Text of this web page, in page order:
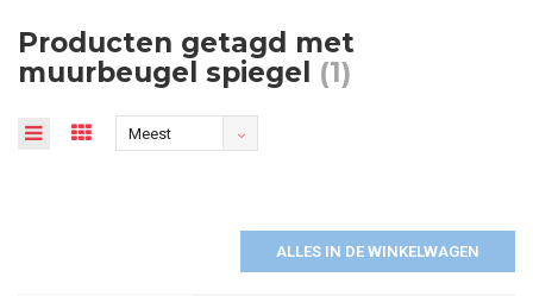
Producten getagd met
muurbeugel spiegel (1)
Meest
ALLES IN DE WINKELWAGEN